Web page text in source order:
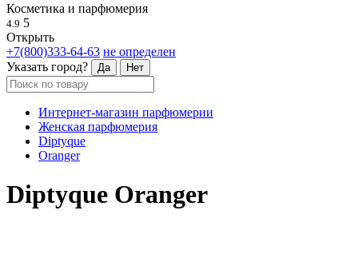
Косметика и парфюмерия
4.9 5
Открыть
+7(800)333-64-63 не определен
Указать город?
Да Нет
Интернет-магазин парфюмерии
Женская парфюмерия
Diptyque
Oranger
Diptyque Oranger